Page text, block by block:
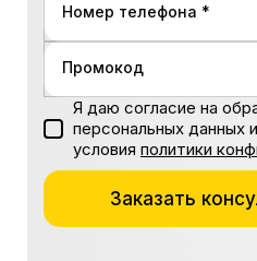
Номер телефона *
Промокод
Я даю согласие на
персональных данных
условия политики
Заказать